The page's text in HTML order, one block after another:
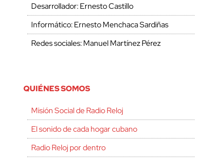
Desarrollador: Ernesto Castillo
Informático: Ernesto Menchaca Sardiñas
Redes sociales: Manuel Martínez Pérez
QUIÉNES SOMOS
Misión Social de Radio Reloj
El sonido de cada hogar cubano
Radio Reloj por dentro